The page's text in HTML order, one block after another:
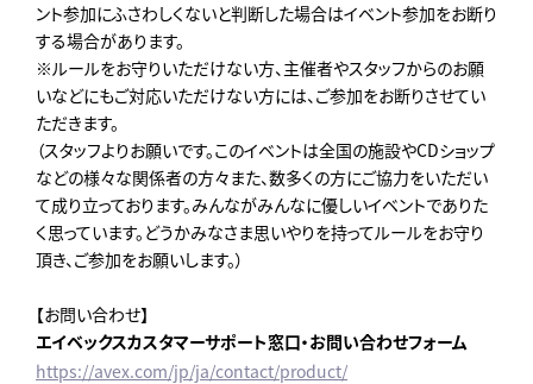
ント参加にふさわしくないと判断した場合はイベント参加をお断り
する場合があります。
※ルールをお守りいただけない方、主催者やスタッフからのお願
いなどにもご対応いただけない方には、ご参加をお断りさせてい
ただきます。
（スタッフよりお願いです。このイベントは全国の施設やCDショップ
などの様々な関係者の方々また、数多くの方にご協力をいただい
て成り立っております。みんながみんなに優しいイベントでありた
く思っています。どうかみなさま思いやりを持ってルールをお守り
頂き、ご参加をお願いします。）
【お問い合わせ】
エイベックスカスタマーサポート窓口・お問い合わせフォーム
https://avex.com/jp/ja/contact/product/